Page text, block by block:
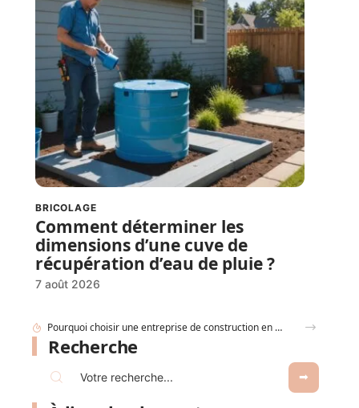
BRICOLAGE
Comment déterminer les
dimensions d’une cuve de
récupération d’eau de pluie ?
7 août 2026
Et si votre whisky en carafe devenait la pièce maîtresse de votre salon ?
Recherche